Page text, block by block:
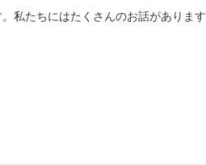
私たちにはたくさんのお話があります